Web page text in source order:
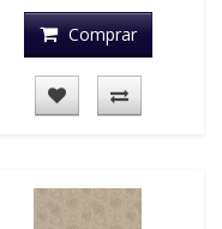
Comprar